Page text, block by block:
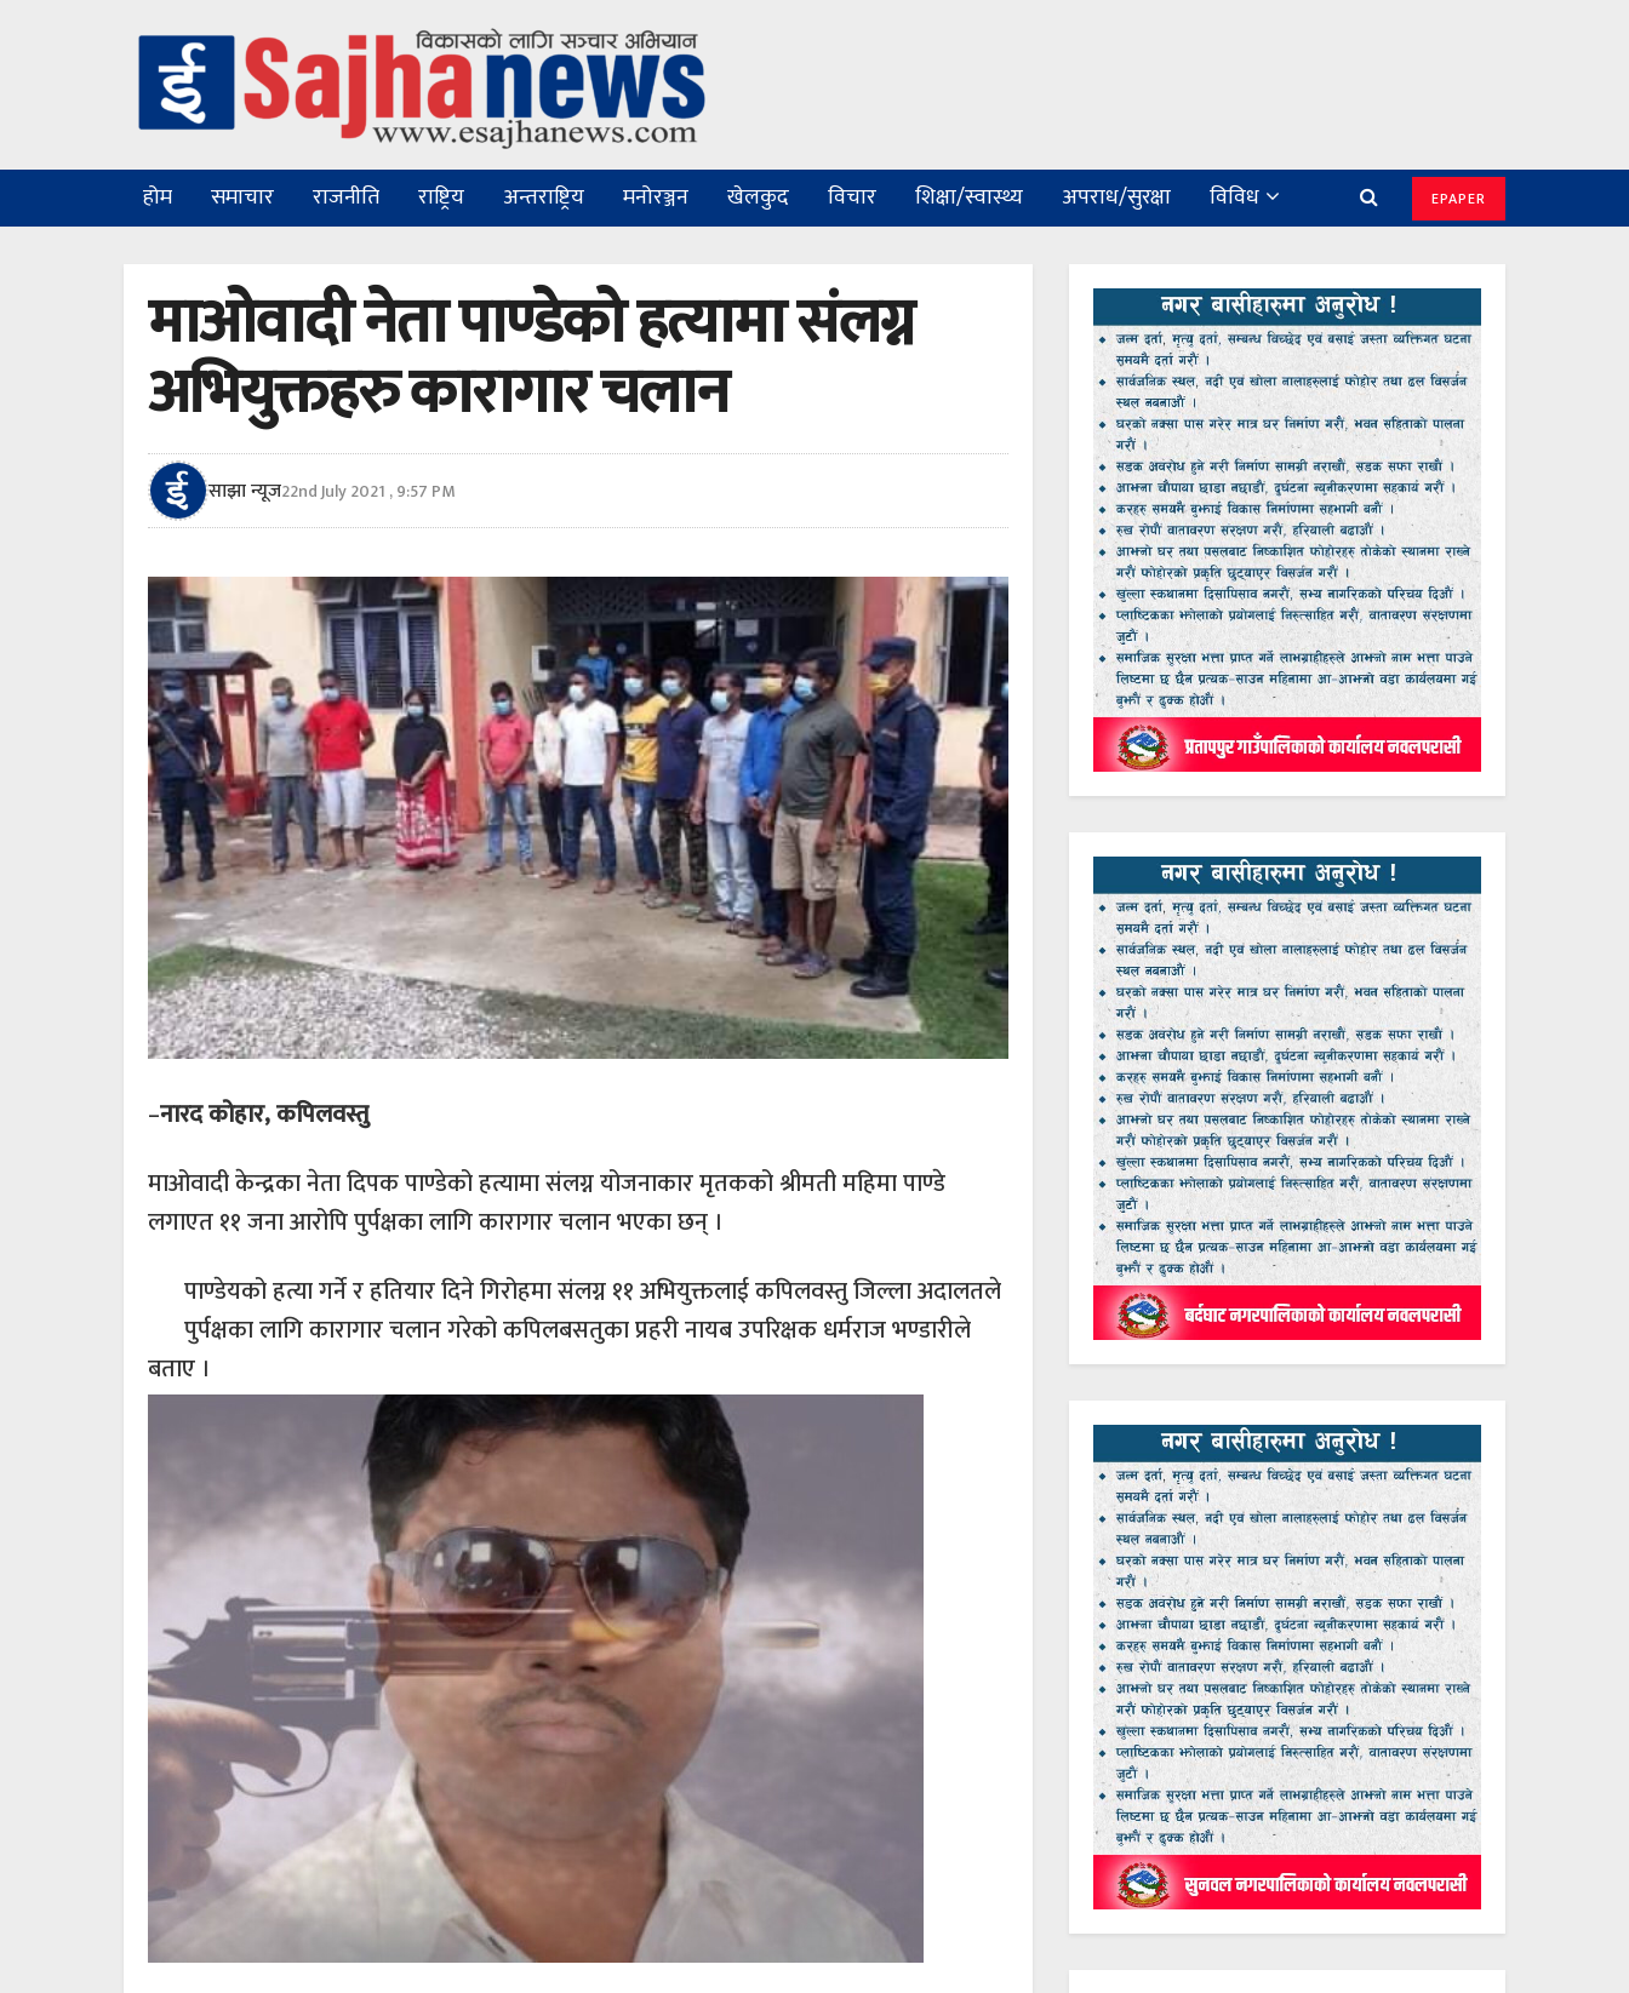
होम समाचार राजनीति राष्ट्रिय अन्तराष्ट्रिय मनोरञ्जन खेलकुद विचार शिक्षा/स्वास्थ्य अपराध/सुरक्षा विविध EPAPER
माओवादी नेता पाण्डेको हत्यामा संलग्न
अभियुक्तहरु कारागार चलान
साझा न्यूज22nd July 2021 , 9:57 PM
–नारद कोहार, कपिलवस्तु
माओवादी केन्द्रका नेता दिपक पाण्डेको हत्यामा संलग्न योजनाकार मृतकको श्रीमती महिमा पाण्डे
लगाएत ११ जना आरोपि पुर्पक्षका लागि कारागार चलान भएका छन् ।
पाण्डेयको हत्या गर्ने र हतियार दिने गिरोहमा संलग्न ११ अभियुक्तलाई कपिलवस्तु जिल्ला अदालतले
पुर्पक्षका लागि कारागार चलान गरेको कपिलबसतुका प्रहरी नायब उपरिक्षक धर्मराज भण्डारीले
बताए ।